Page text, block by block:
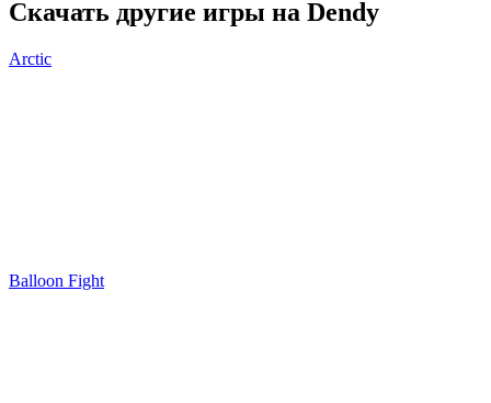
Скачать другие игры на Dendy
Arctic
Balloon Fight